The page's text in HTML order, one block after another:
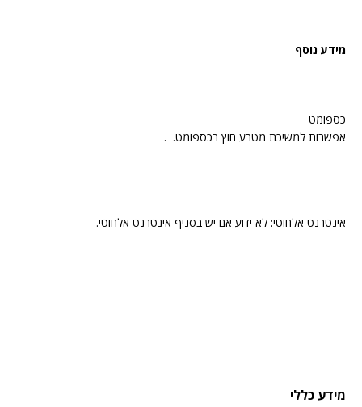
מידע נוסף
כספומט
אפשרות למשיכת מטבע חוץ בכספומט. .
אינטרנט אלחוטי: לא ידוע אם יש בסניף אינטרנט אלחוטי.
מידע כללי